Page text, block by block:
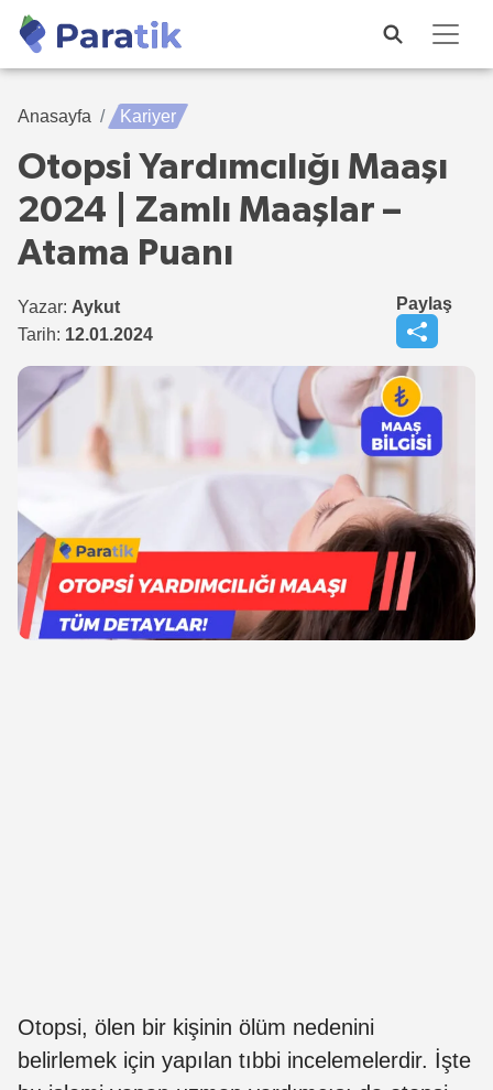
Anasayfa Kariyer
Otopsi Yardımcılığı Maaşı
2024 | Zamlı Maaşlar –
Atama Puanı
Yazar: Aykut
Tarih: 12.01.2024
Paylaş
Otopsi, ölen bir kişinin ölüm nedenini
belirlemek için yapılan tıbbi incelemelerdir. İşte